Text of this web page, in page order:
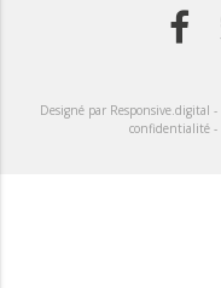
Designé par Responsive.digital -
confidentialité -